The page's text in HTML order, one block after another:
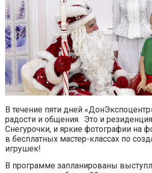
В течение пяти дней
радости и общения. Это и
Снегурочки, и яркие фотографии на
в бесплатных мастер-классах по
игрушек!
В программе запланированы